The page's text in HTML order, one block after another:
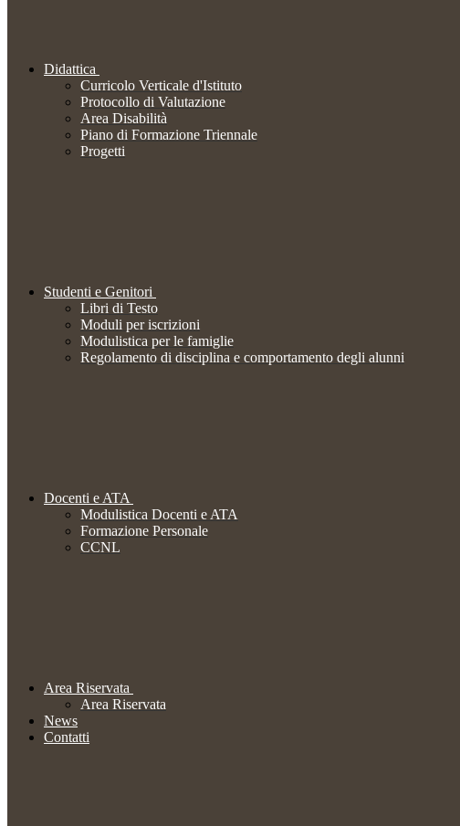
Didattica
Curricolo Verticale d'Istituto
Protocollo di Valutazione
Area Disabilità
Piano di Formazione Triennale
Progetti
Studenti e Genitori
Libri di Testo
Moduli per iscrizioni
Modulistica per le famiglie
Regolamento di disciplina e comportamento degli alunni
Docenti e ATA
Modulistica Docenti e ATA
Formazione Personale
CCNL
Area Riservata
Area Riservata
News
Contatti